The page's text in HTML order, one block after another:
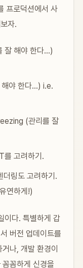
프로덕션에서 사
자.
잘 해야 한다…)
야 한다…) i.e.
(관리를 잘
를 고려하기.
더링도 고려하기.
연하게!)
이다. 특별하게 갑
버전 업데이트를
나, 개발 환경이
꼼하게 신경을